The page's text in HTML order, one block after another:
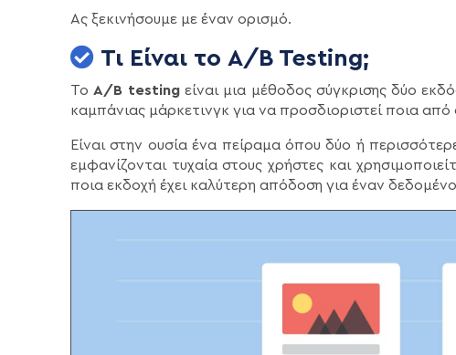
Ας ξεκινήσουμε με έναν ορισμό.
Τι Είναι το A/B Testing;
Το A/B testingείναι μια μέθοδος σύγκρισης δύο
καμπάνιας μάρκετινγκ για να προσδιοριστεί ποια από
Είναι στην ουσία ένα πείραμα όπου δύο ή
εμφανίζονται τυχαία στους χρήστες και
ποια εκδοχή έχει καλύτερη απόδοση για έναν